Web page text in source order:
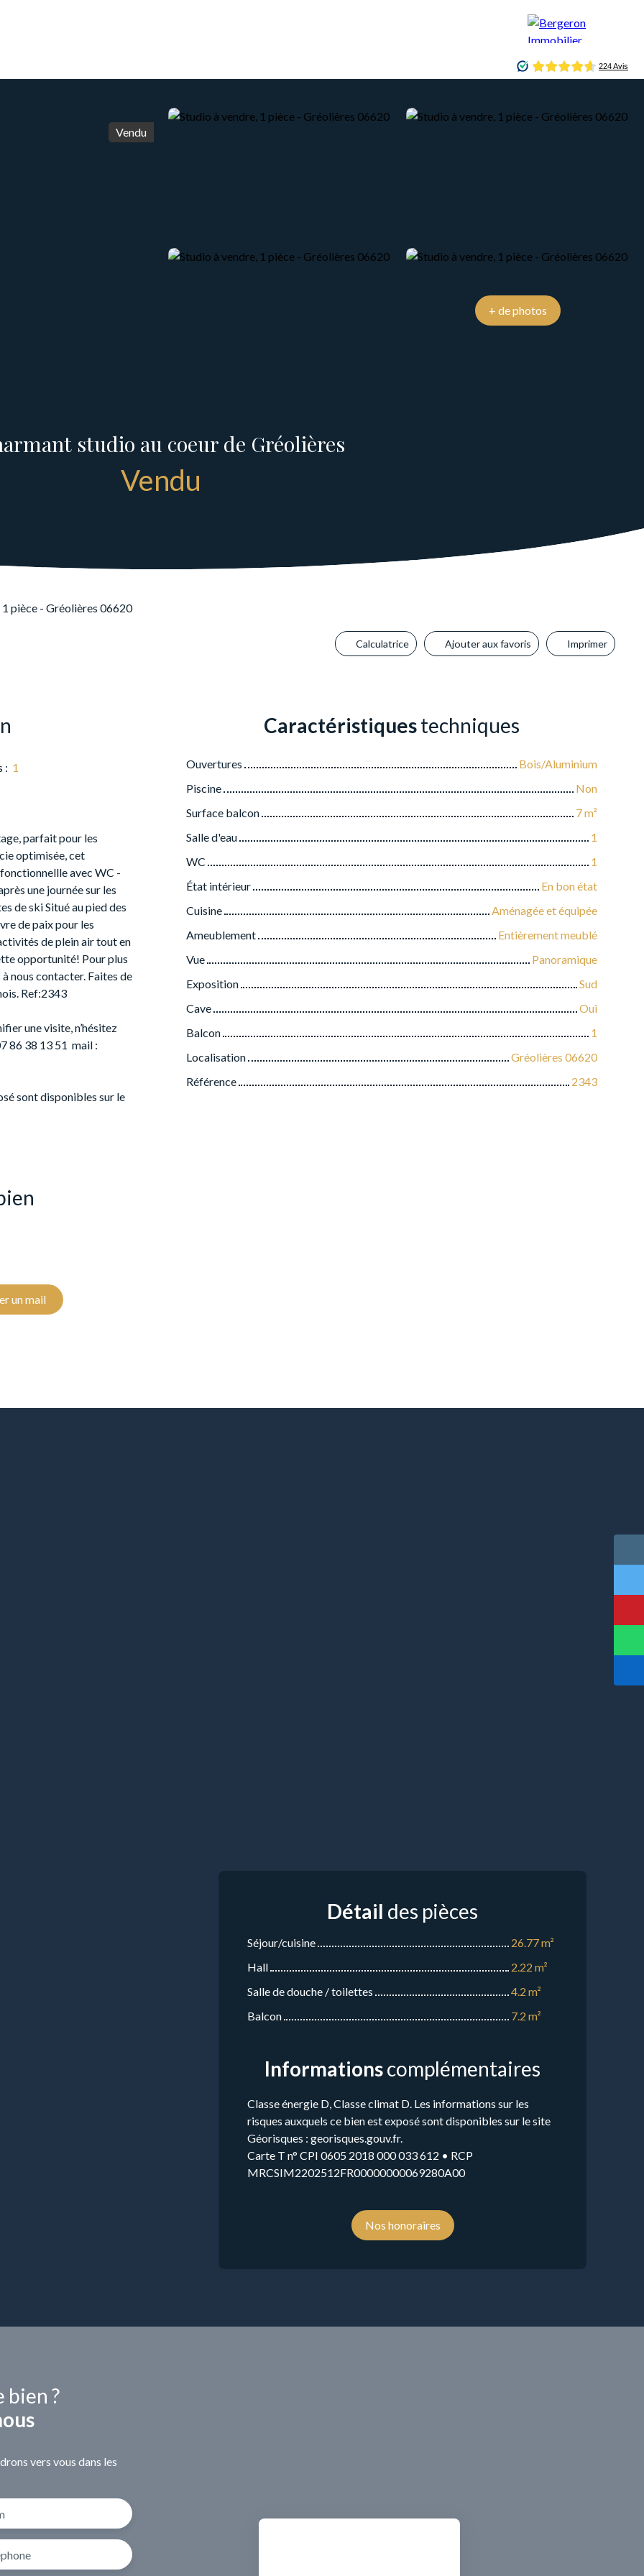
VENDRE LOUER CONCIERGERIE BLOG CONTACT
Vendu
+ de photos
studio au coeur de Gréolières
Vendu
1 pièce - Gréolières 06620
Calculatrice Ajouter aux favoris Imprimer
: 1
parfait pour les
optimisée, cet
avec WC -
une journée sur les
de ski Situé au pied des
de paix pour les
de plein air tout en
opportunité! Pour plus
nous contacter. Faites de
Ref:2343
une visite, n’hésitez
86 38 13 51 mail :
sont disponibles sur le
un mail
Caractéristiquestechniques
Ouvertures
Bois/Aluminium
Piscine
Non
Surface balcon
7m²
Salle d'eau
1
WC
1
État intérieur
En bon état
Cuisine
Aménagée et équipée
Ameublement
Entièrement meublé
Vue
Panoramique
Exposition
Sud
Cave
Oui
Balcon
1
Localisation
Gréolières 06620
Référence
2343
Détail des pièces
Séjour/cuisine
26.77 m²
Hall
2.22 m²
Salle de douche / toilettes
4.2 m²
Balcon
7.2 m²
Informationscomplémentaires
Classe énergie D, Classe climat D. Les informations sur les
risques auxquels ce bien est exposé sont disponibles sur le site
Géorisques : georisques.gouv.fr.
Carte T n° CPI 0605 2018 000 033 612 • RCP
MRCSIM2202512FR00000000069280A00
Nos honoraires
bien ?
vers vous dans les